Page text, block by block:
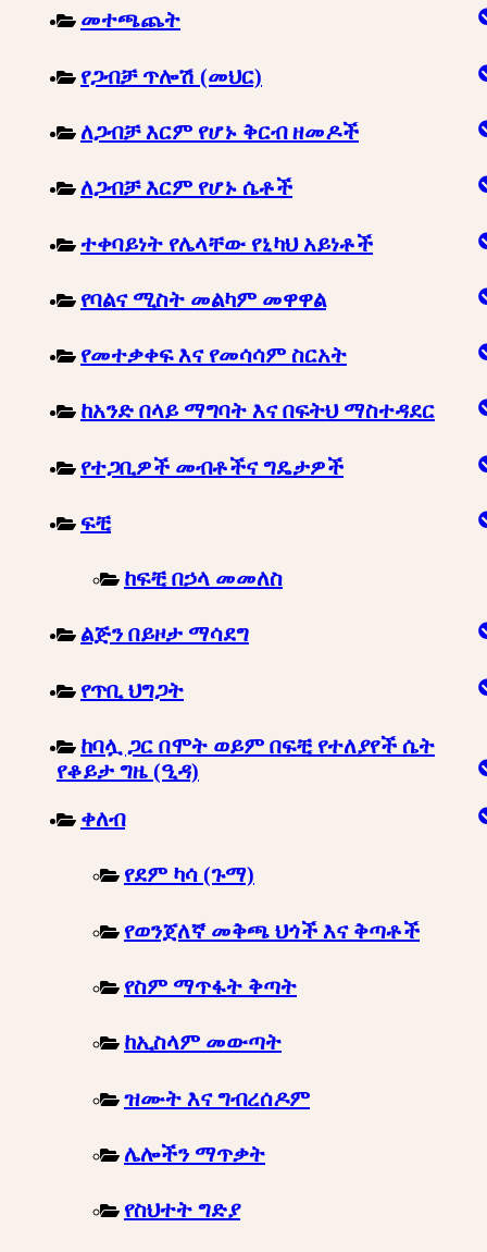
መተጫጨት
የጋብቻ ጥሎሽ (መህር)
ለጋብቻ እርም የሆኑ ቅርብ ዘመዶች
ለጋብቻ እርም የሆኑ ሴቶች
ተቀባይነት የሌላቸው የኒካህ አይነቶች
የባልና ሚስት መልካም መዋዋል
የመተቃቀፍ እና የመሳሳም ስርአት
ከአንድ በላይ ማግባት እና በፍትህ ማስተዳደር
የተጋቢዎች መብቶችና ግዴታዎች
ፍቺ
ከፍቺ በኃላ መመለስ
ልጅን በይዞታ ማሳደግ
የጥቢ ህግጋት
ከባሏ ጋር በሞት ወይም በፍቺ የተለያየች ሴት
የቆይታ ግዜ (ዒዳ)
ቀለብ
የደም ካሳ (ጉማ)
የወንጀለኛ መቅጫ ህጎች እና ቅጣቶች
የስም ማጥፋት ቅጣት
ከኢስላም መውጣት
ዝሙት እና ግብረሰዶም
ሌሎችን ማጥቃት
የስህተት ግድያ